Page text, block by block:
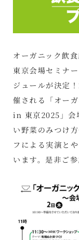
オーガニック飲
東京会場セミナ
ジュールが決定
催される「オー
in 東京2025」会
い野菜のみつけ
フによる実演と
います。是非ご参